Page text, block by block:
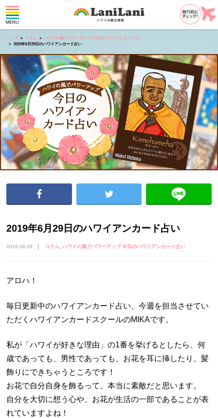
トップ コラム
ハワイの風でパワーアップ 今日のハワイアンカード占い
2019年6月29日のハワイアンカード占い
2019年6月29日のハワイアンカード占い
2019.06.29 コラム ハワイの風でパワーアップ 今日のハワイアンカード占い
アロハ！
毎日更新中のハワイアンカード占い、今週を担当させてい
ただくハワイアンカードスクールのMIKAです。
私が「ハワイが好きな理由」の1番を挙げるとしたら、何
歳であっても、男性であっても、お花を耳に挿したり、髪
飾りにできちゃうところです！
お花で自分自身を飾るって、本当に素敵だと思います。
自分を大切に想う心や、お花が生活の一部であることが表
れていますよね！